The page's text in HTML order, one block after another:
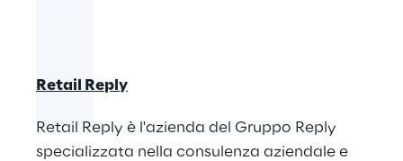
Retail Reply
Retail Reply è l'azienda del Gruppo Reply
specializzata nella consulenza aziendale e